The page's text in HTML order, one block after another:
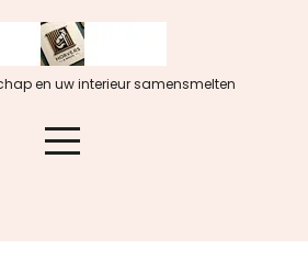
en uw interieur samensmelten